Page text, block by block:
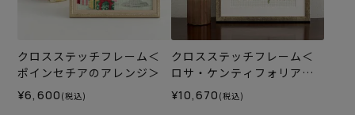
クロスステッチフレーム＜
ポインセチアのアレンジ＞
¥6,600 (税込)
クロスステッチフレーム＜
ロサ・ケンティフォリア
（ピエール＝ジョゼフ・ル
ドゥーテ）＞
¥10,670 (税込)